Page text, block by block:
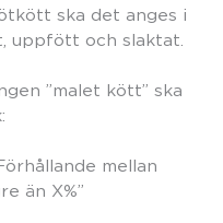
ska det anges i
uppfött och slaktat.
”malet kött” ska
mellan
än X%”